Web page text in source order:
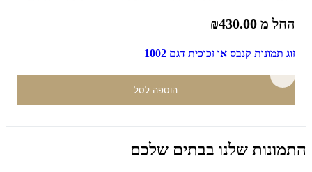
החל מ ₪430.00
זוג תמונות קנבס או זכוכית דגם 1002
הוספה לסל
התמונות שלנו בבתים שלכם